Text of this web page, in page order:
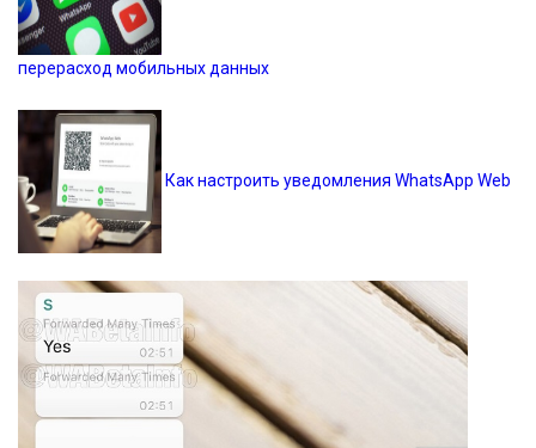
перерасход мобильных данных
Как настроить уведомления WhatsApp Web